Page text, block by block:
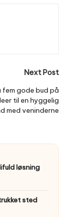
Next Post
fem gode bud på
til en hyggelig
med veninderne
løsning
sted